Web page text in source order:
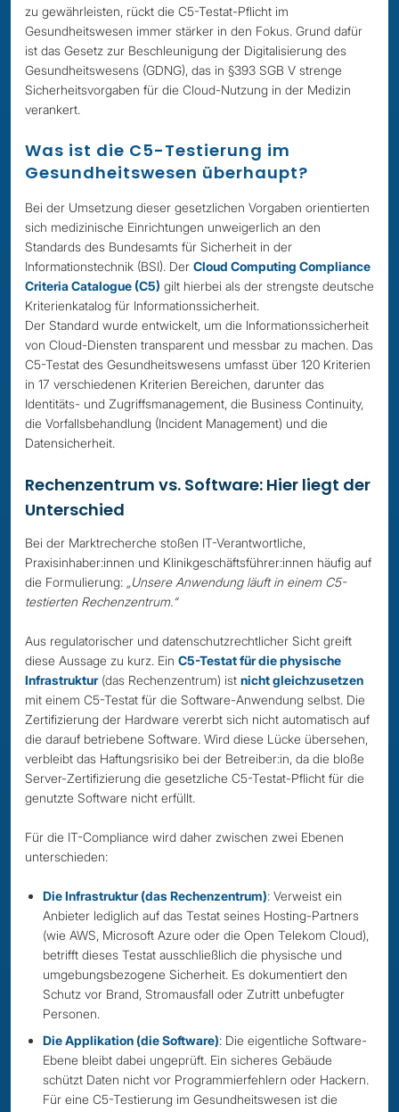
zu gewährleisten, rückt die C5-Testat-Pflicht im
Gesundheitswesen immer stärker in den Fokus. Grund dafür
ist das Gesetz zur Beschleunigung der Digitalisierung des
Gesundheitswesens (GDNG), das in §393 SGB V strenge
Sicherheitsvorgaben für die Cloud-Nutzung in der Medizin
verankert.
Was ist die C5-Testierung im
Gesundheitswesen überhaupt?
Bei der Umsetzung dieser gesetzlichen Vorgaben orientierten
sich medizinische Einrichtungen unweigerlich an den
Standards des Bundesamts für Sicherheit in der
Informationstechnik (BSI). Der Cloud Computing Compliance
Criteria Catalogue (C5) gilt hierbei als der strengste deutsche
Kriterienkatalog für Informationssicherheit.
Der Standard wurde entwickelt, um die Informationssicherheit
von Cloud-Diensten transparent und messbar zu machen. Das
C5-Testat des Gesundheitswesens umfasst über 120 Kriterien
in 17 verschiedenen Kriterien Bereichen, darunter das
Identitäts- und Zugriffsmanagement, die Business Continuity,
die Vorfallsbehandlung (Incident Management) und die
Datensicherheit.
Rechenzentrum vs. Software: Hier liegt der
Unterschied
Bei der Marktrecherche stoßen IT-Verantwortliche,
Praxisinhaber:innen und Klinikgeschäftsführer:innen häufig auf
die Formulierung: „Unsere Anwendung läuft in einem C5-
testierten Rechenzentrum.“
Aus regulatorischer und datenschutzrechtlicher Sicht greift
diese Aussage zu kurz. Ein C5-Testat für die physische
Infrastruktur(das Rechenzentrum) ist nicht gleichzusetzen
mit einem C5-Testat für die Software-Anwendung selbst. Die
Zertifizierung der Hardware vererbt sich nicht automatisch auf
die darauf betriebene Software. Wird diese Lücke übersehen,
verbleibt das Haftungsrisiko bei der Betreiber:in, da die bloße
Server-Zertifizierung die gesetzliche C5-Testat-Pflicht für die
genutzte Software nicht erfüllt.
Für die IT-Compliance wird daher zwischen zwei Ebenen
unterschieden:
Die Infrastruktur (das Rechenzentrum): Verweist ein
Anbieter lediglich auf das Testat seines Hosting-Partners
(wie AWS, Microsoft Azure oder die Open Telekom Cloud),
betrifft dieses Testat ausschließlich die physische und
umgebungsbezogene Sicherheit. Es dokumentiert den
Schutz vor Brand, Stromausfall oder Zutritt unbefugter
Personen.
Die Applikation (die Software): Die eigentliche Software-
Ebene bleibt dabei ungeprüft. Ein sicheres Gebäude
schützt Daten nicht vor Programmierfehlern oder Hackern.
Für eine C5-Testierung im Gesundheitswesen ist die